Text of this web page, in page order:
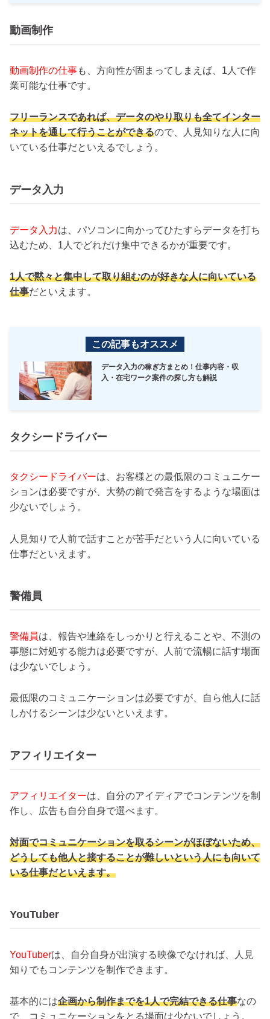
動画制作
動画制作の仕事も、方向性が固まってしまえば、1人で作
業可能な仕事です。
フリーランスであれば、データのやり取りも全てインター
ネットを通して行うことができるので、人見知りな人に向
いている仕事だといえるでしょう。
データ入力
データ入力は、パソコンに向かってひたすらデータを打ち
込むため、1人でどれだけ集中できるかが重要です。
1人で黙々と集中して取り組むのが好きな人に向いている
仕事だといえます。
この記事もオススメ
データ入力の稼ぎ方まとめ！仕事内容・収
入・在宅ワーク案件の探し方も解説
タクシードライバー
タクシードライバーは、お客様との最低限のコミュニケー
ションは必要ですが、大勢の前で発言をするような場面は
少ないでしょう。
人見知りで人前で話すことが苦手だという人に向いている
仕事だといえます。
警備員
警備員は、報告や連絡をしっかりと行えることや、不測の
事態に対処する能力は必要ですが、人前で流暢に話す場面
は少ないでしょう。
最低限のコミュニケーションは必要ですが、自ら他人に話
しかけるシーンは少ないといえます。
アフィリエイター
アフィリエイターは、自分のアイディアでコンテンツを制
作し、広告も自分自身で選べます。
対面でコミュニケーションを取るシーンがほぼないため、
どうしても他人と接することが難しいという人にも向いて
いる仕事だといえます。
YouTuber
YouTuberは、自分自身が出演する映像でなければ、人見
知りでもコンテンツを制作できます。
基本的には企画から制作までを1人で完結できる仕事なの
で、コミュニケーションをとる場面は少ないでしょう。